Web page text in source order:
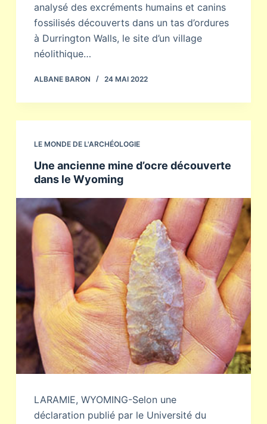
analysé des excréments humains et canins
fossilisés découverts dans un tas d’ordures
à Durrington Walls, le site d’un village
néolithique…
ALBANE BARON 24 MAI 2022
LE MONDE DE L'ARCHÉOLOGIE
Une ancienne mine d’ocre découverte
dans le Wyoming
LARAMIE, WYOMING-Selon une
déclaration publié par le Université du